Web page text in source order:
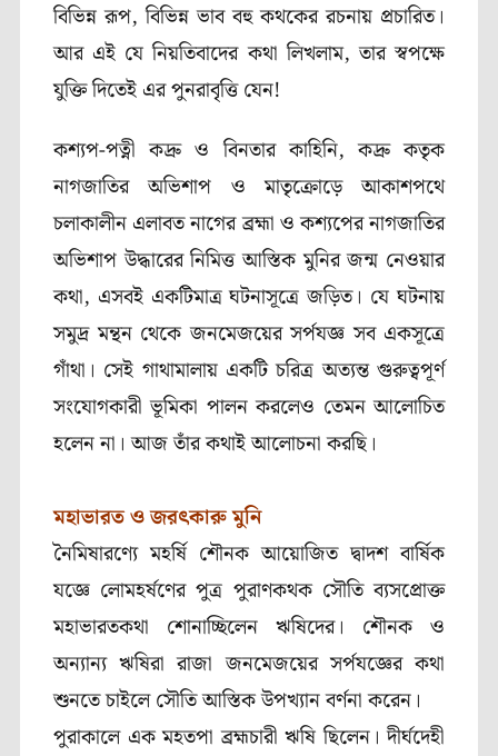
বিভিন্ন রূপ, বিভিন্ন ভাব বহু কথকের রচনায় প্রচারিত।
আর এই যে নিয়তিবাদের কথা লিখলাম, তার স্বপক্ষে
যুক্তি দিতেই এর পুনরাবৃত্তি যেন!
কশ্যপ-পত্নী কদ্রু ও বিনতার কাহিনি, কদ্রু কতৃক
নাগজাতির অভিশাপ ও মাতৃক্রোড়ে আকাশপথে
চলাকালীন এলাবত নাগের ব্রহ্মা ও কশ্যপের নাগজাতির
অভিশাপ উদ্ধারের নিমিত্ত আস্তিক মুনির জন্ম নেওয়ার
কথা, এসবই একটিমাত্র ঘটনাসূত্রে জড়িত। যে ঘটনায়
সমুদ্র মন্থন থেকে জনমেজয়ের সর্পযজ্ঞ সব একসূত্রে
গাঁথা। সেই গাথামালায় একটি চরিত্র অত্যন্ত গুরুত্বপূর্ণ
সংযোগকারী ভূমিকা পালন করলেও তেমন আলোচিত
হলেন না। আজ তাঁর কথাই আলোচনা করছি।
মহাভারত ও জরৎকারু মুনি
নৈমিষারণ্যে মহর্ষি শৌনক আয়োজিত দ্বাদশ বার্ষিক
যজ্ঞে লোমহর্ষণের পুত্র পুরাণকথক সৌতি ব্যসপ্রোক্ত
মহাভারতকথা শোনাচ্ছিলেন ঋষিদের। শৌনক ও
অন্যান্য ঋষিরা রাজা জনমেজয়ের সর্পযজ্ঞের কথা
শুনতে চাইলে সৌতি আস্তিক উপখ্যান বর্ণনা করেন।
পুরাকালে এক মহতপা ব্রহ্মচারী ঋষি ছিলেন। দীর্ঘদেহী